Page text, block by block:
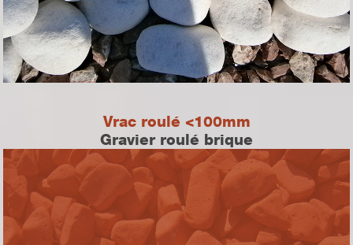
Vrac roulé <100mm
Gravier roulé brique